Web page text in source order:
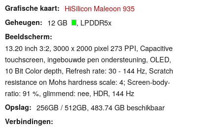
Grafische kaart HiSilicon Maleoon 935
Geheugen 12 GB , LPDDR5x
Beeldscherm
13.20 inch 3:2, 3000 x 2000 pixel 273 PPI, Capacitive
touchscreen, ingebouwde pen ondersteuning, OLED,
10 Bit Color depth, Refresh rate: 30 - 144 Hz, Scratch
resistance on Mohs hardness scale: 4; Screen-body-
ratio: 91 %, glimmend: nee, HDR, 144 Hz
Opslag 256GB / 512GB, 483.74 GB beschikbaar
Verbindingen